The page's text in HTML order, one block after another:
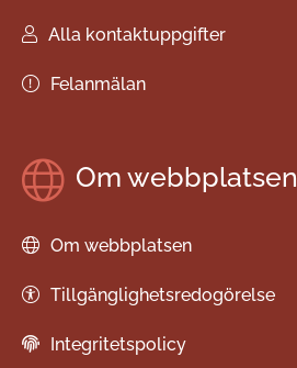
Alla kontaktuppgifter
Felanmälan
Om webbplatsen
Om webbplatsen
Tillgänglighetsredogörelse
Integritetspolicy